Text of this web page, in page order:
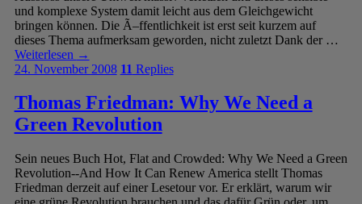
und komplexe System damit leicht aus dem Gleichgewicht
bringen können. Die Ã–ffentlichkeit ist erst seit kurzem auf
dieses Thema aufmerksam geworden, nicht zuletzt Dank der …
Weiterlesen →
24. November 2008 11 Replies
Thomas Friedman: Why We Need a
Green Revolution
Sein neues Buch Hot, Flat and Crowded: Why We Need a Green
Revolution--And How It Can Renew America stellt Thomas
Friedman derzeit auf einer Lesetour vor. Er erklärt, warum wir